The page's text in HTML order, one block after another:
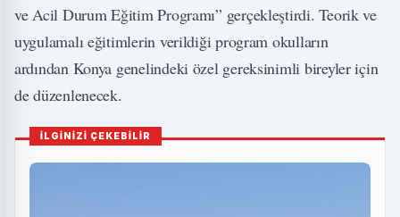
ve Acil Durum Eğitim Programı” gerçekleştirdi. Teorik ve
uygulamalı eğitimlerin verildiği program okulların
ardından Konya genelindeki özel gereksinimli bireyler için
de düzenlenecek.
İLGİNİZİ ÇEKEBİLİR